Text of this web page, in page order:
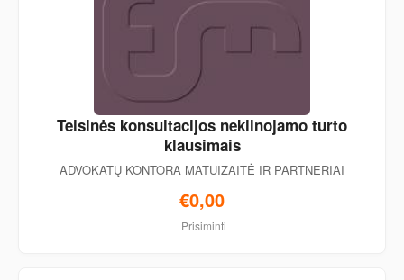
Teisinės konsultacijos nekilnojamo turto
klausimais
ADVOKATŲ KONTORA MATUIZAITĖ IR PARTNERIAI
€0,00
Prisiminti